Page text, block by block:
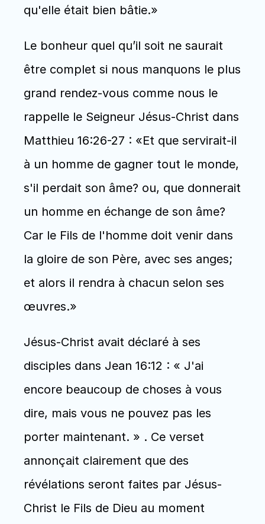
qu'elle était bien bâtie.»
Le bonheur quel qu’il soit ne saurait
être complet si nous manquons le plus
grand rendez-vous comme nous le
rappelle le Seigneur Jésus-Christ dans
Matthieu 16:26-27 : «Et que servirait-il
à un homme de gagner tout le monde,
s'il perdait son âme? ou, que donnerait
un homme en échange de son âme?
Car le Fils de l'homme doit venir dans
la gloire de son Père, avec ses anges;
et alors il rendra à chacun selon ses
œuvres.»
Jésus-Christ avait déclaré à ses
disciples dans Jean 16:12 : « J'ai
encore beaucoup de choses à vous
dire, mais vous ne pouvez pas les
porter maintenant. » . Ce verset
annonçait clairement que des
révélations seront faites par Jésus-
Christ le Fils de Dieu au moment